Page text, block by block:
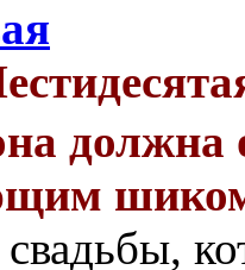
должна